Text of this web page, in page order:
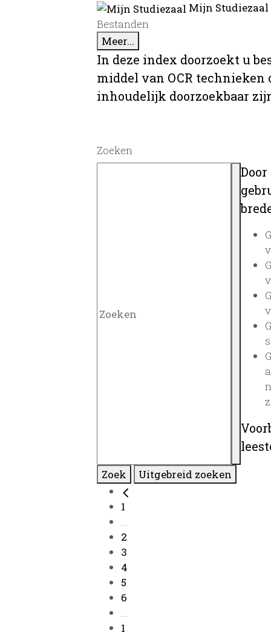
Mijn
Bestanden
Meer...
In deze index doorzoekt u
middel van OCR
inhoudelijk doorzoekbaar
Zoeken
Zoek Uitgebreid zoeken
1
...
2
3
4
5
6
...
1